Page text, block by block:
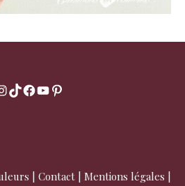
TikTok
Facebook
YouTube
Pinterest
| Contact| Mentions légales